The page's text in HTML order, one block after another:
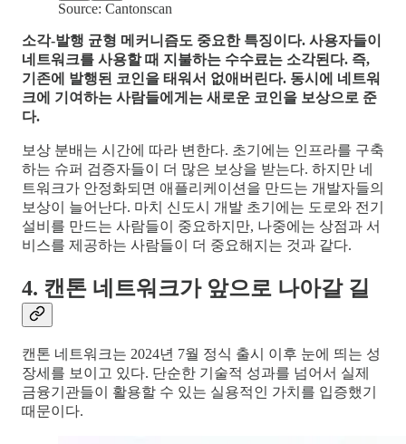
Source: Cantonscan
소각-발행 균형 메커니즘도 중요한 특징이다. 사용자들이
네트워크를 사용할 때 지불하는 수수료는 소각된다. 즉,
기존에 발행된 코인을 태워서 없애버린다. 동시에 네트워
크에 기여하는 사람들에게는 새로운 코인을 보상으로 준
다.
보상 분배는 시간에 따라 변한다. 초기에는 인프라를 구축
하는 슈퍼 검증자들이 더 많은 보상을 받는다. 하지만 네
트워크가 안정화되면 애플리케이션을 만드는 개발자들의
보상이 늘어난다. 마치 신도시 개발 초기에는 도로와 전기
설비를 만드는 사람들이 중요하지만, 나중에는 상점과 서
비스를 제공하는 사람들이 더 중요해지는 것과 같다.
4. 캔톤 네트워크가 앞으로 나아갈 길
캔톤 네트워크는 2024년 7월 정식 출시 이후 눈에 띄는 성
장세를 보이고 있다. 단순한 기술적 성과를 넘어서 실제
금융기관들이 활용할 수 있는 실용적인 가치를 입증했기
때문이다.